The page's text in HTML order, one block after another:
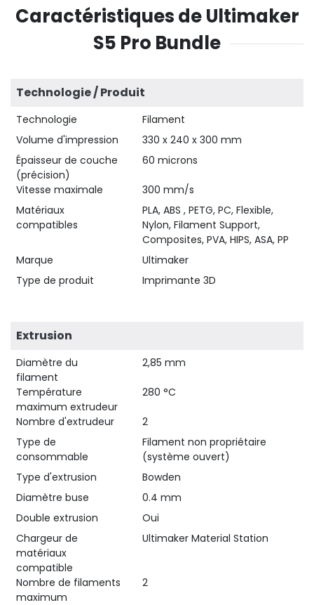
Caractéristiques de Ultimaker
S5 Pro Bundle
Technologie / Produit
Technologie
Filament
Volume d'impression
330 x 240 x 300 mm
Épaisseur de couche
(précision)
60 microns
Vitesse maximale
300 mm/s
Matériaux
compatibles
PLA, ABS , PETG, PC, Flexible,
Nylon, Filament Support,
Composites, PVA, HIPS, ASA, PP
Marque
Ultimaker
Type de produit
Imprimante 3D
Extrusion
Diamètre du
filament
2,85 mm
Température
maximum extrudeur
280 °C
Nombre d'extrudeur
2
Type de
consommable
Filament non propriétaire
(système ouvert)
Type d'extrusion
Bowden
Diamètre buse
0.4 mm
Double extrusion
Oui
Chargeur de
matériaux
compatible
Ultimaker Material Station
Nombre de filaments
maximum
2